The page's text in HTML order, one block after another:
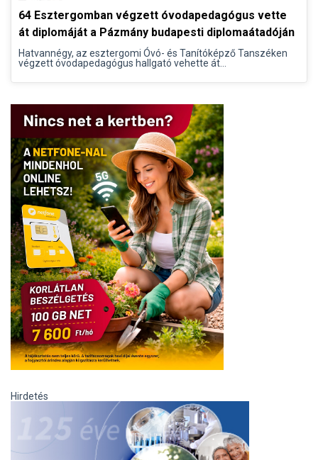
64 Esztergomban végzett óvodapedagógus vette
át diplomáját a Pázmány budapesti diplomaátadóján
Hatvannégy, az esztergomi Óvó- és Tanítóképző Tanszéken
végzett óvodapedagógus hallgató vehette át...
Hirdetés